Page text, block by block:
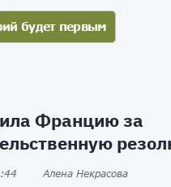
Францию за
Алена Некрасова